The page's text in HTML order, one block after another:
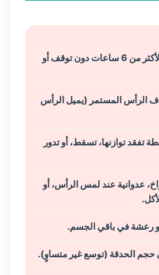
⚡ ارتعاش مستمر لأكثر من 6 ساعات دون توقف أو
الرأس المستمر (يميل الرأس
تفقد توازنها، تسقط، أو تدور
عدوانية عند لمس الرأس، أو
رعشة في باقي الجسم.
الحدقة (توسع غير متساوٍ).